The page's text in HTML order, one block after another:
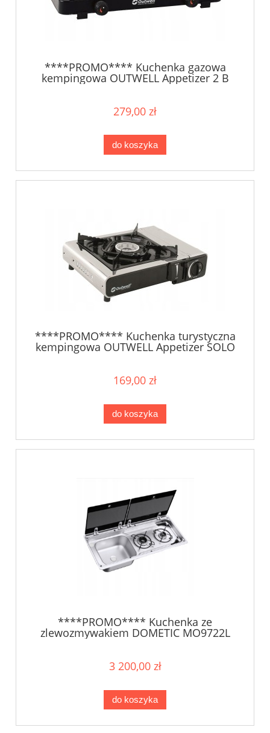
****PROMO**** Kuchenka gazowa
kempingowa OUTWELL Appetizer 2 B
279,00 zł
do koszyka
****PROMO**** Kuchenka turystyczna
kempingowa OUTWELL Appetizer SOLO
169,00 zł
do koszyka
****PROMO**** Kuchenka ze
zlewozmywakiem DOMETIC MO9722L
3 200,00 zł
do koszyka